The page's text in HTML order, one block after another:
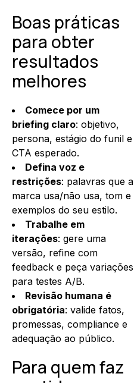
Boas práticas
para obter
resultados
melhores
Comece por um
briefing claro: objetivo,
persona, estágio do funil e
CTA esperado.
Defina voz e
restrições: palavras que a
marca usa/não usa, tom e
exemplos do seu estilo.
Trabalhe em
iterações: gere uma
versão, refine com
feedback e peça variações
para testes A/B.
Revisão humana é
obrigatória: valide fatos,
promessas, compliance e
adequação ao público.
Para quem faz